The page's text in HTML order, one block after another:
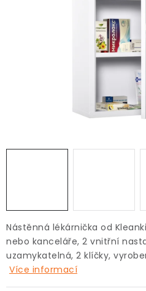
Nástěnná lékárnička od
nebo kanceláře, 2 vnitřní
uzamykatelná, 2 klíčky,
Více informací